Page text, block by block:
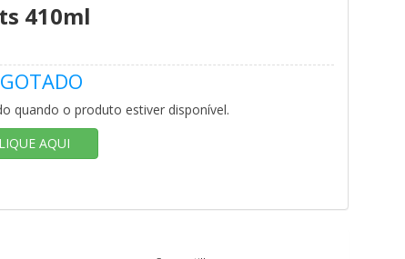
410ml
quando o produto estiver disponível.
AQUI